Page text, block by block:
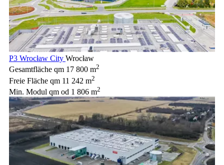
P3 Wrocław City Wrocław
Gesamtfläche qm 17 800 m2
Freie Fläche qm 11 242 m2
Min. Modul qm od 1 806 m2